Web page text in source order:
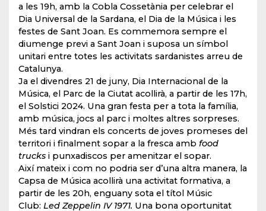
a les 19h, amb la Cobla Cossetània per celebrar el
Dia Universal de la Sardana, el Dia de la Música i les
festes de Sant Joan. Es commemora sempre el
diumenge previ a Sant Joan i suposa un símbol
unitari entre totes les activitats sardanistes arreu de
Catalunya.
Ja el divendres 21 de juny, Dia Internacional de la
Música, el Parc de la Ciutat acollirà, a partir de les 17h,
el Solstici 2024. Una gran festa per a tota la família,
amb música, jocs al parc i moltes altres sorpreses.
Més tard vindran els concerts de joves promeses del
territori i finalment sopar a la fresca amb food
trucks i punxadiscos per amenitzar el sopar.
Així mateix i com no podria ser d’una altra manera, la
Capsa de Música acollirà una activitat formativa, a
partir de les 20h, enguany sota el títol Músic
Club: Led Zeppelin IV 1971. Una bona oportunitat